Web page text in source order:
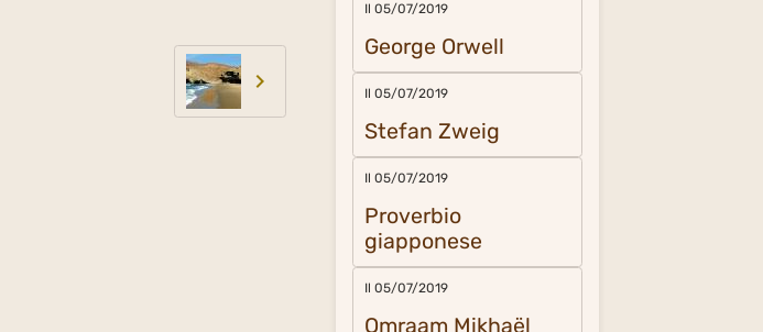
Il 05/07/2019
George Orwell
Il 05/07/2019
Stefan Zweig
Il 05/07/2019
Proverbio
giapponese
Il 05/07/2019
Omraam Mikhaël